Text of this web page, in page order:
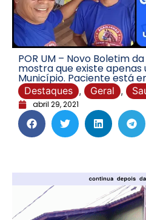
POR UM – Novo Boletim
mostra que existe apenas
Município. Paciente está
Destaques , Geral ,
abril 29, 2021